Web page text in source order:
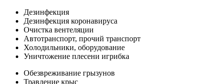
Дезинфекция
Дезинфекция коронавируса
Очистка вентеляции
Автотранспорт, прочий транспорт
Холодильники, оборудование
Уничтожение плесени игрибка
Обезвреживание грызунов
Травление крыс